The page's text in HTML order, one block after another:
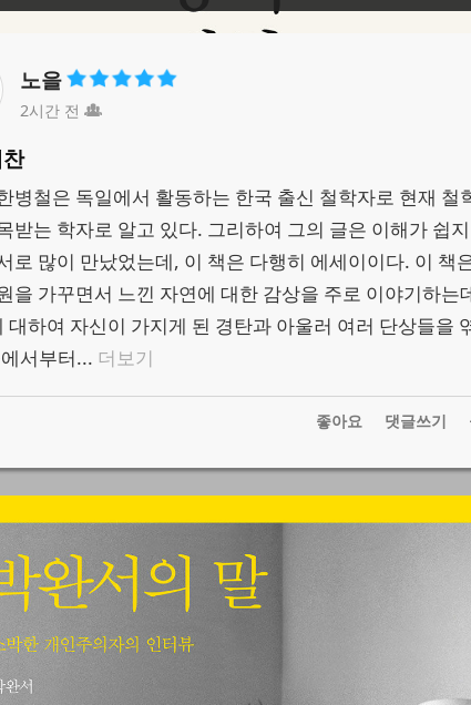
노을
2시간 전
병철은 독일에서 활동하는 한국 출신 철학자로 현재 철
받는 학자로 알고 있다. 그리하여 그의 글은 이해가 쉽
로 많이 만났었는데, 이 책은 다행히 에세이이다. 이 책
을 가꾸면서 느낀 자연에 대한 감상을 주로 이야기하는
대하여 자신이 가지게 된 경탄과 아울러 여러 단상들을
서부터... 더보기
좋아요 댓글쓰기